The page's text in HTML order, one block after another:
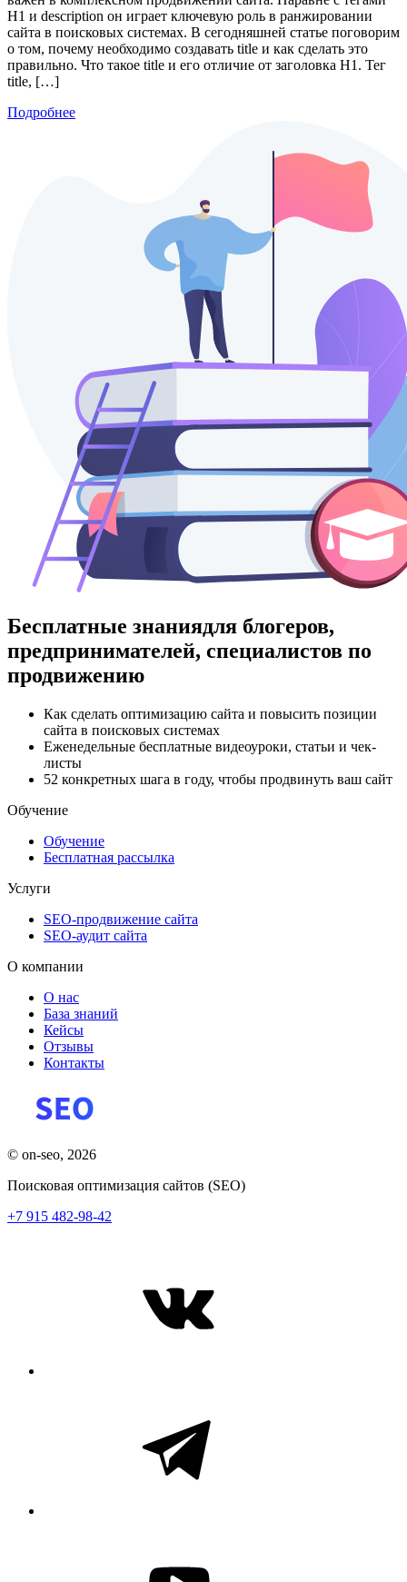
H1 и description он играет ключевую роль в ранжировании
сайта в поисковых системах. В сегодняшней статье поговорим
о том, почему необходимо создавать title и как сделать это
правильно. Что такое title и его отличие от заголовка H1. Тег
title, […]
Подробнее
Бесплатные знаниядля блогеров,
предпринимателей, специалистов по
продвижению
Как сделать оптимизацию сайта и повысить позиции
сайта в поисковых системах
Еженедельные бесплатные видеоуроки, статьи и чек-
листы
52 конкретных шага в году, чтобы продвинуть ваш сайт
Обучение
Обучение
Бесплатная рассылка
Услуги
SEO-продвижение сайта
SEO-аудит сайта
О компании
О нас
База знаний
Кейсы
Отзывы
Контакты
© on-seo, 2026
Поисковая оптимизация сайтов (SEO)
+7 915 482-98-42